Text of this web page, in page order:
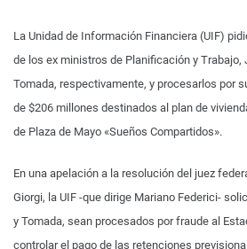
La Unidad de Información Financiera (UIF)
de los ex ministros de Planificación y Trabajo,
Tomada, respectivamente, y procesarlos por
de $206 millones destinados al plan de
de Plaza de Mayo «Sueños Compartidos».
En una apelación a la resolución del juez
Giorgi, la UIF -que dirige Mariano Federici-
y Tomada, sean procesados por fraude al
controlar el pago de las retenciones